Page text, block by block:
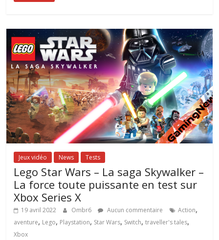
Jeux vidéo News Tests
Lego Star Wars – La saga Skywalker –
La force toute puissante en test sur
Xbox Series X
19 avril 2022 Ombr6 Aucun commentaire Action,
aventure, Lego, Playstation, Star Wars, Switch,traveller's tales,
Xbox